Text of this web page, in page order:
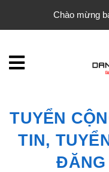
Chào mừng
TUYỂN
TIN,
ĐĂNG